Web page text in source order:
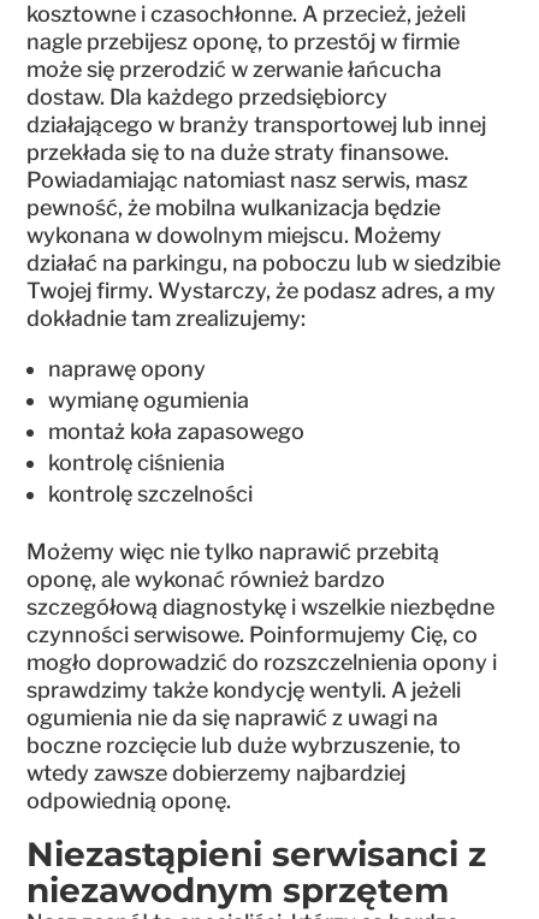
kosztowne i czasochłonne. A przecież, jeżeli
nagle przebijesz oponę, to przestój w firmie
może się przerodzić w zerwanie łańcucha
dostaw. Dla każdego przedsiębiorcy
działającego w branży transportowej lub innej
przekłada się to na duże straty finansowe.
Powiadamiając natomiast nasz serwis, masz
pewność, że mobilna wulkanizacja będzie
wykonana w dowolnym miejscu. Możemy
działać na parkingu, na poboczu lub w siedzibie
Twojej firmy. Wystarczy, że podasz adres, a my
dokładnie tam zrealizujemy:
naprawę opony
wymianę ogumienia
montaż koła zapasowego
kontrolę ciśnienia
kontrolę szczelności
Możemy więc nie tylko naprawić przebitą
oponę, ale wykonać również bardzo
szczegółową diagnostykę i wszelkie niezbędne
czynności serwisowe. Poinformujemy Cię, co
mogło doprowadzić do rozszczelnienia opony i
sprawdzimy także kondycję wentyli. A jeżeli
ogumienia nie da się naprawić z uwagi na
boczne rozcięcie lub duże wybrzuszenie, to
wtedy zawsze dobierzemy najbardziej
odpowiednią oponę.
Niezastąpieni serwisanci z
niezawodnym sprzętem